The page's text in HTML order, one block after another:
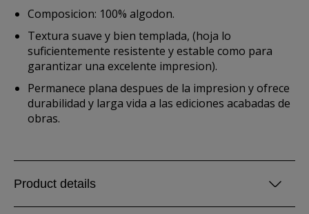
Composicion: 100% algodon.
Textura suave y bien templada, (hoja lo
suficientemente resistente y estable como para
garantizar una excelente impresion).
Permanece plana despues de la impresion y ofrece
durabilidad y larga vida a las ediciones acabadas de
obras.
Product details